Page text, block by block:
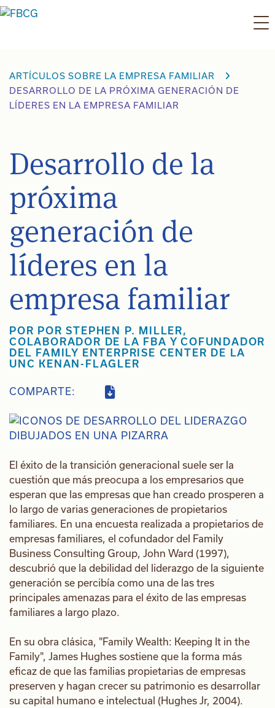
Ir
ARTÍCULOS SOBRE LA EMPRESA FAMILIAR
DESARROLLO DE LA PRÓXIMA GENERACIÓN DE
LÍDERES EN LA EMPRESA FAMILIAR
Desarrollo de la
próxima
generación de
líderes en la
empresa familiar
POR POR STEPHEN P. MILLER,
COLABORADOR DE LA FBA Y COFUNDADOR
DEL FAMILY ENTERPRISE CENTER DE LA
UNC KENAN-FLAGLER
COMPARTE:
El éxito de la transición generacional suele ser la
cuestión que más preocupa a los empresarios que
esperan que las empresas que han creado prosperen a
lo largo de varias generaciones de propietarios
familiares. En una encuesta realizada a propietarios de
empresas familiares, el cofundador del Family
Business Consulting Group, John Ward (1997),
descubrió que la debilidad del liderazgo de la siguiente
generación se percibía como una de las tres
principales amenazas para el éxito de las empresas
familiares a largo plazo.
En su obra clásica, "Family Wealth: Keeping It in the
Family", James Hughes sostiene que la forma más
eficaz de que las familias propietarias de empresas
preserven y hagan crecer su patrimonio es desarrollar
su capital humano e intelectual (Hughes Jr, 2004).